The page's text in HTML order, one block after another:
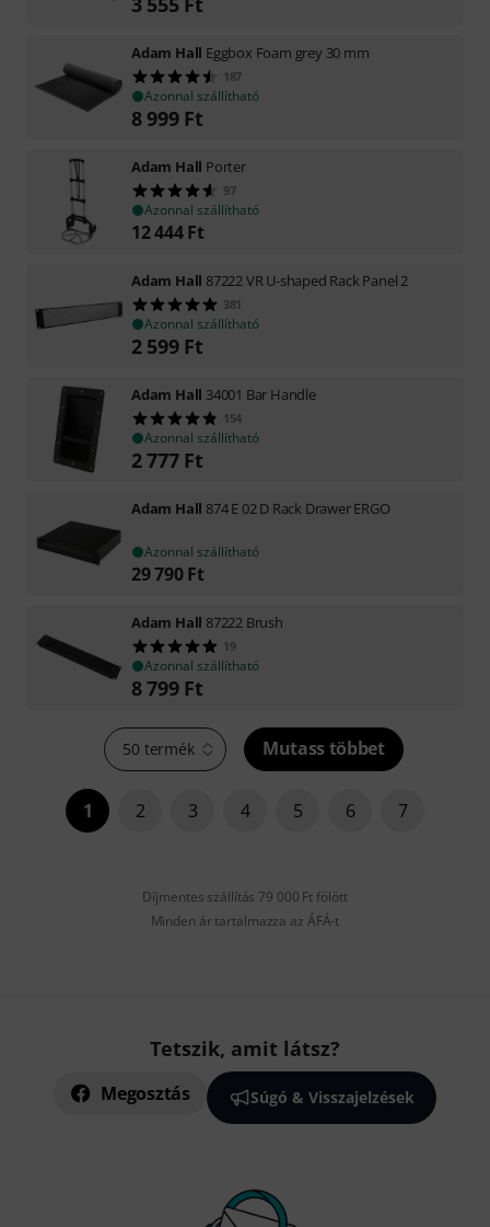
Adam Hall Eggbox Foam grey 30 mm
187
Azonnal szállítható
8 999 Ft
Adam Hall Porter
97
Azonnal szállítható
12 444 Ft
Adam Hall 87222 VR U-shaped Rack Panel 2
381
Azonnal szállítható
2 599 Ft
Adam Hall 34001 Bar Handle
154
Azonnal szállítható
2 777 Ft
Adam Hall 874 E 02 D Rack Drawer ERGO
Azonnal szállítható
29 790 Ft
Adam Hall 87222 Brush
19
Azonnal szállítható
8 799 Ft
50 termék Mutass többet
1 2 3 4 5 6 7
Díjmentes szállítás 79 000 Ft fölött
Minden ár tartalmazza az ÁFÁ-t
Tetszik, amit látsz?
Megosztás Súgó & Visszajelzések